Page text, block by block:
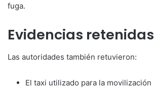
fuga.
Evidencias retenidas
Las autoridades también retuvieron:
El taxi utilizado para la movilización